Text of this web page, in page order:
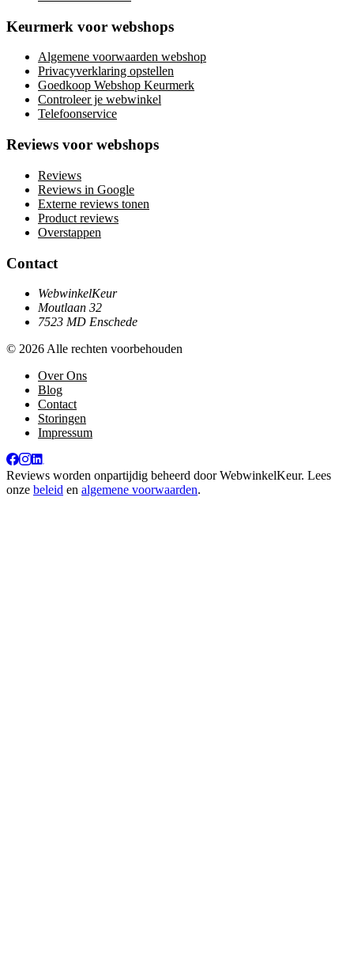
Keurmerk voor webshops
Algemene voorwaarden webshop
Privacyverklaring opstellen
Goedkoop Webshop Keurmerk
Controleer je webwinkel
Telefoonservice
Reviews voor webshops
Reviews
Reviews in Google
Externe reviews tonen
Product reviews
Overstappen
Contact
WebwinkelKeur
Moutlaan 32
7523 MD Enschede
© 2026 Alle rechten voorbehouden
Over Ons
Blog
Contact
Storingen
Impressum
Reviews worden onpartijdig beheerd doorWebwinkelKeur. Lees
onze beleid en algemene voorwaarden.